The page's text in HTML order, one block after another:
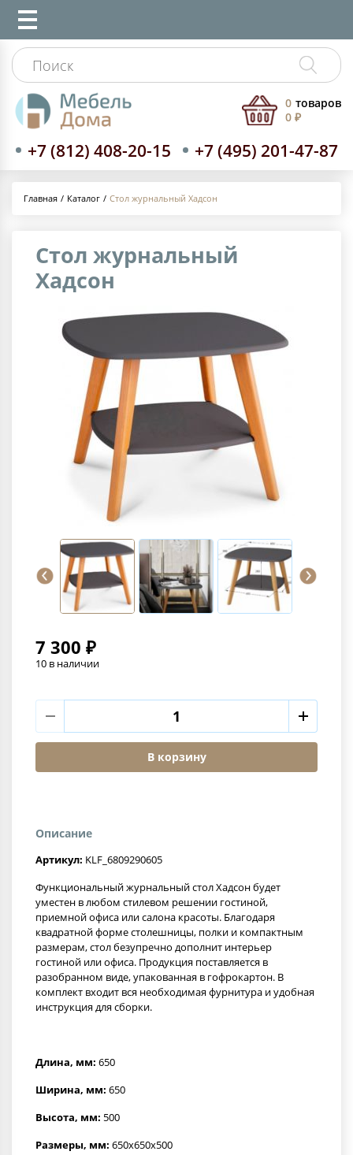
+7 (812) 408-20-15 +7 (495) 201-47-87
0 товаров
0 ₽
Главная Каталог Стол журнальный Хадсон
Стол журнальный
Хадсон
7 300 ₽
10 в наличии
В корзину
Описание
Артикул: KLF_6809290605
Функциональный журнальный стол Хадсон будет
уместен в любом стилевом решении гостиной,
приемной офиса или салона красоты. Благодаря
квадратной форме столешницы, полки и компактным
размерам, стол безупречно дополнит интерьер
гостиной или офиса. Продукция поставляется в
разобранном виде, упакованная в гофрокартон. В
комплект входит вся необходимая фурнитура и удобная
инструкция для сборки.
Длина, мм: 650
Ширина, мм: 650
Высота, мм: 500
Размеры, мм: 650x650x500